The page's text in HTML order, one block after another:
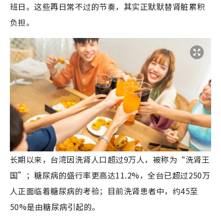
班日。这些再日常不过的节奏，其实正默默替肾脏累积
负担。
长期以来，台湾因洗肾人口超过9万人，被称为“洗肾王
国”；糖尿病的盛行率更高达11.2%，全台已超过250万
人正面临着糖尿病的考验；目前洗肾患者中，约45至
50%是由糖尿病引起的。